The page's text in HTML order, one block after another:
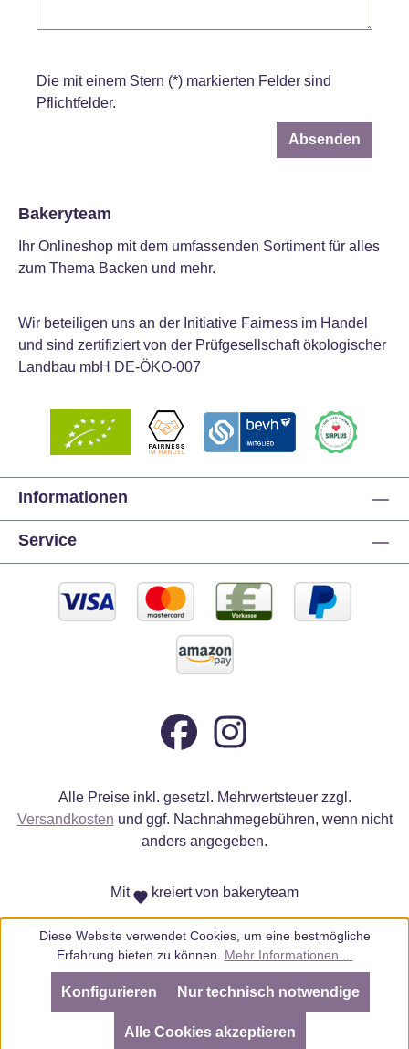
Die mit einem Stern (*) markierten Felder sind
Pflichtfelder.
Absenden
Bakeryteam
Ihr Onlineshop mit dem umfassenden Sortiment für alles
zum Thema Backen und mehr.
Wir beteiligen uns an der Initiative Fairness im Handel
und sind zertifiziert von der Prüfgesellschaft ökologischer
Landbau mbH DE-ÖKO-007
Informationen
Service
Alle Preise inkl. gesetzl. Mehrwertsteuer zzgl.
Versandkosten und ggf. Nachnahmegebühren, wenn nicht
anders angegeben.
Mit kreiert von bakeryteam
Diese Website verwendet Cookies, um eine bestmögliche
Erfahrung bieten zu können. Mehr Informationen ...
Nur technisch notwendige
Konfigurieren
Alle Cookies akzeptieren
SEHR GUT
Bewertungen bei: ebay.de, amazon.de, amazon.it, shopvote.de ⓘ
Informationen zur Echtheit der Bewertungen